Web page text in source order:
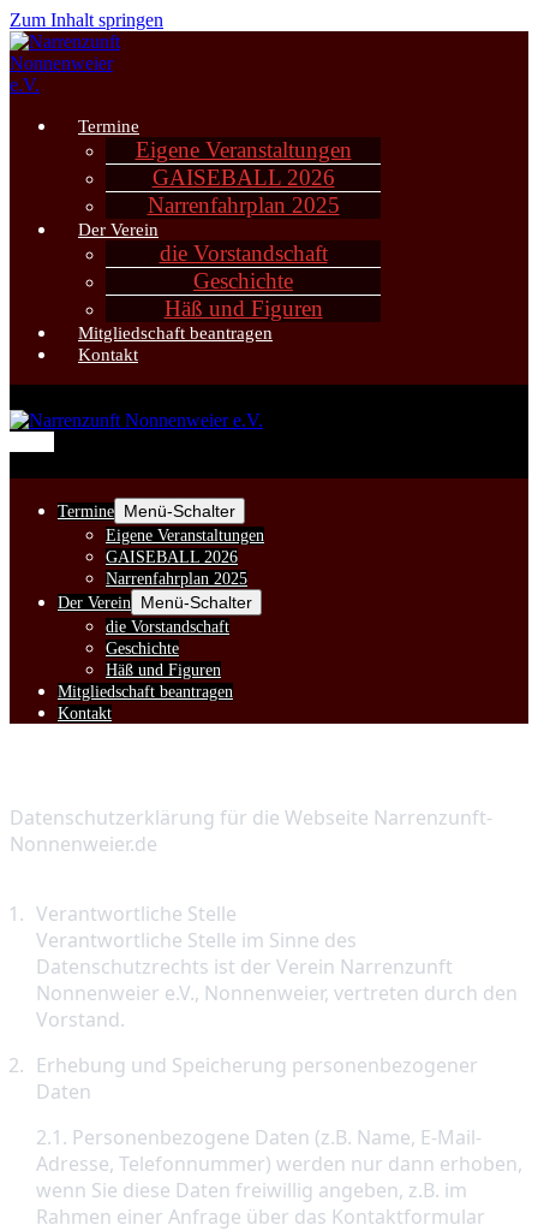
Zum Inhalt springen
Termine
Eigene Veranstaltungen
GAISEBALL 2026
Narrenfahrplan 2025
Der Verein
die Vorstandschaft
Geschichte
Häß und Figuren
Mitgliedschaft beantragen
Kontakt
Termine Menü-Schalter
Eigene Veranstaltungen
GAISEBALL 2026
Narrenfahrplan 2025
Der Verein Menü-Schalter
die Vorstandschaft
Geschichte
Häß und Figuren
Mitgliedschaft beantragen
Kontakt
Datenschutzerklärung für die Webseite Narrenzunft-
Nonnenweier.de
Verantwortliche Stelle
Verantwortliche Stelle im Sinne des
Datenschutzrechts ist der Verein Narrenzunft
Nonnenweier e.V., Nonnenweier, vertreten durch den
Vorstand.
Erhebung und Speicherung personenbezogener
Daten
2.1. Personenbezogene Daten (z.B. Name, E-Mail-
Adresse, Telefonnummer) werden nur dann erhoben,
wenn Sie diese Daten freiwillig angeben, z.B. im
Rahmen einer Anfrage über das Kontaktformular